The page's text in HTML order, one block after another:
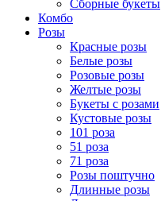
Сборные букеты
Комбо
Розы
Красные розы
Белые розы
Розовые розы
Желтые розы
Букеты с розами
Кустовые розы
101 роза
51 роза
71 роза
Розы поштучно
Длинные розы